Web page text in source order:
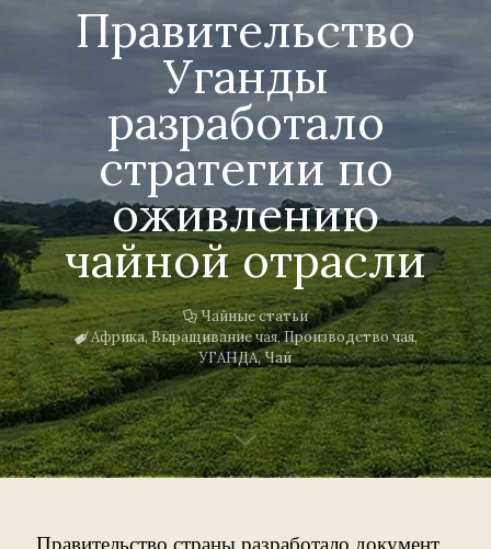
Правительство
Уганды
разработало
стратегии по
оживлению
чайной отрасли
Чайные статьи
Африка,Выращивание чая,Производство чая,
УГАНДА,Чай
Правительство страны разработало документ